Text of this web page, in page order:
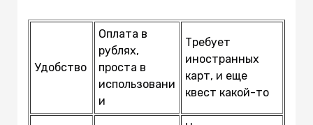
Удобство
Оплата в
рублях,
проста в
использовани
и
Требует
иностранных
карт, и еще
квест какой-то